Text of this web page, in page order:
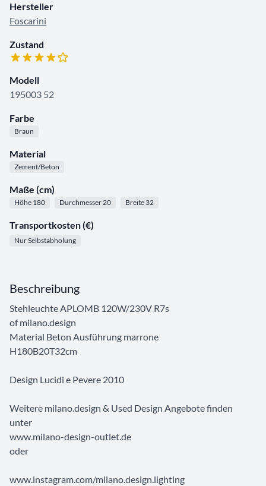
Hersteller
Foscarini
Zustand
Modell
195003 52
Farbe
Braun
Material
Zement/Beton
Maße (cm)
Höhe 180 Durchmesser 20 Breite 32
Transportkosten (€)
Nur Selbstabholung
Beschreibung
Stehleuchte APLOMB 120W/230V R7s
of milano.design
Material Beton Ausführung marrone
H180B20T32cm
Design Lucidi e Pevere 2010
Weitere milano.design & Used Design Angebote finden
unter
www.milano-design-outlet.de
oder
www.instagram.com/milano.design.lighting